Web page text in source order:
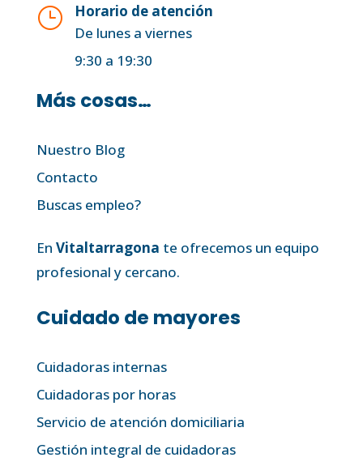
}
Horario de atención
De lunes a viernes
9:30 a 19:30
Más cosas…
Nuestro Blog
Contacto
Buscas empleo?
En Vitaltarragona te ofrecemos un equipo
profesional y cercano.
Cuidado de mayores
Cuidadoras internas
Cuidadoras por horas
Servicio de atención domiciliaria
Gestión integral de cuidadoras